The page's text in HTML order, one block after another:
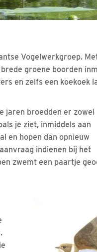
Vogelwerkgroep.
groene boorden
en zelfs een koekoek
jaren broedden er zowel
je ziet, inmiddels aan
en hopen dan opnieuw
indienen bij het
zwemt een paartje